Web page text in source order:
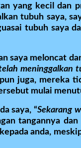
yang kecil dan
tubuh saya,
tubuh saya
saya meloncat
meninggalkan
juga, mereka
mulai
saya, “Sekarang
tangannya
anda,